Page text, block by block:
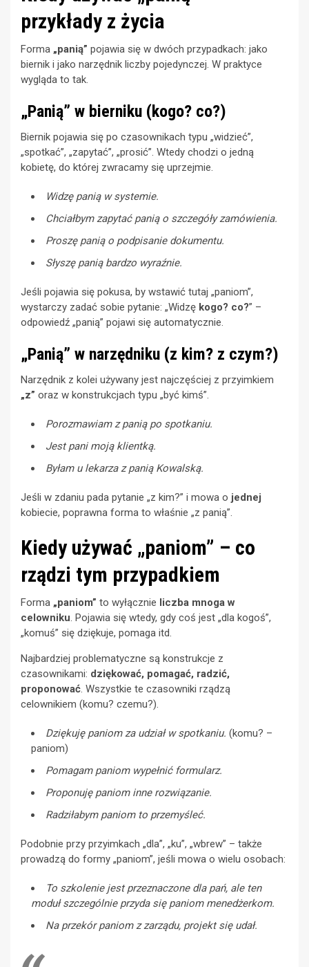
przykłady z życia
Forma „panią” pojawia się w dwóch przypadkach: jako
biernik i jako narzędnik liczby pojedynczej. W praktyce
wygląda to tak.
„Panią” w bierniku (kogo? co?)
Biernik pojawia się po czasownikach typu „widzieć”,
„spotkać”, „zapytać”, „prosić”. Wtedy chodzi o jedną
kobietę, do której zwracamy się uprzejmie.
Widzę panią w systemie.
Chciałbym zapytać panią o szczegóły zamówienia.
Proszę panią o podpisanie dokumentu.
Słyszę panią bardzo wyraźnie.
Jeśli pojawia się pokusa, by wstawić tutaj „paniom”,
wystarczy zadać sobie pytanie: „Widzę kogo? co?” –
odpowiedź „panią” pojawi się automatycznie.
„Panią” w narzędniku (z kim? z czym?)
Narzędnik z kolei używany jest najczęściej z przyimkiem
„z” oraz w konstrukcjach typu „być kimś”.
Porozmawiam z panią po spotkaniu.
Jest pani moją klientką.
Byłam u lekarza z panią Kowalską.
Jeśli w zdaniu pada pytanie „z kim?” i mowa o jednej
kobiecie, poprawna forma to właśnie „z panią”.
Kiedy używać „paniom” – co
rządzi tym przypadkiem
Forma „paniom” to wyłącznie liczba mnoga w
celowniku. Pojawia się wtedy, gdy coś jest „dla kogoś”,
„komuś” się dziękuje, pomaga itd.
Najbardziej problematyczne są konstrukcje z
czasownikami: dziękować, pomagać, radzić,
proponować. Wszystkie te czasowniki rządzą
celownikiem (komu? czemu?).
Dziękuję paniom za udział w spotkaniu. (komu? –
paniom)
Pomagam paniom wypełnić formularz.
Proponuję paniom inne rozwiązanie.
Radziłabym paniom to przemyśleć.
Podobnie przy przyimkach „dla”, „ku”, „wbrew” – także
prowadzą do formy „paniom”, jeśli mowa o wielu osobach:
To szkolenie jest przeznaczone dla pań, ale ten
moduł szczególnie przyda się paniom menedżerkom.
Na przekór paniom z zarządu, projekt się udał.